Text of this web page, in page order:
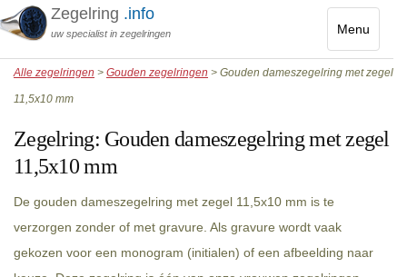
Menu
Toggle
Zegelring .info
uw specialist in zegelringen
Alle zegelringen > Gouden zegelringen > Gouden dameszegelring met zegel
11,5x10 mm
Zegelring: Gouden dameszegelring met zegel
11,5x10 mm
De gouden dameszegelring met zegel 11,5x10 mm is te
verzorgen zonder of met gravure. Als gravure wordt vaak
gekozen voor een monogram (initialen) of een afbeelding naar